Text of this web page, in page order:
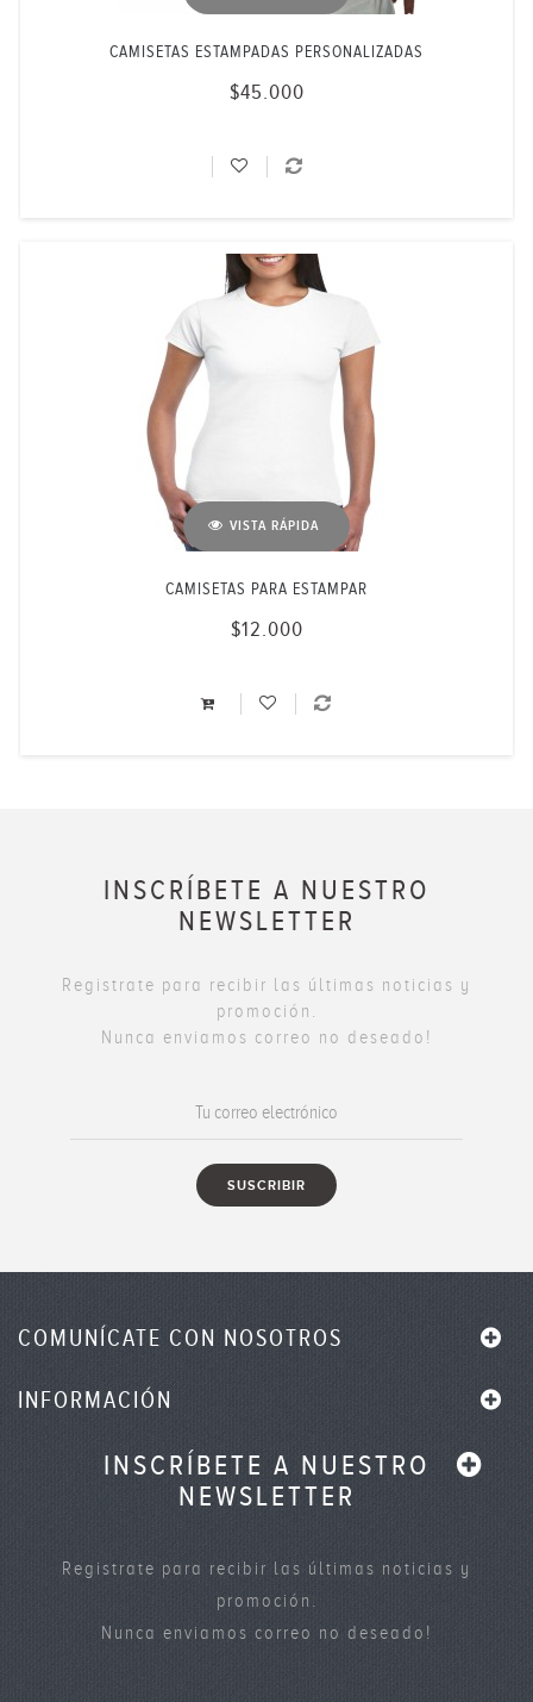
CAMISETAS ESTAMPADAS PERSONALIZADAS
$45.000
VISTA RÁPIDA
CAMISETAS PARA ESTAMPAR
$12.000
INSCRÍBETE A NUESTRO
NEWSLETTER
Registrate para recibir las últimas noticias y
promoción.
Nunca enviamos correo no deseado!
COMUNÍCATE CON NOSOTROS
INFORMACIÓN
INSCRÍBETE A NUESTRO
NEWSLETTER
Registrate para recibir las últimas noticias y
promoción.
Nunca enviamos correo no deseado!